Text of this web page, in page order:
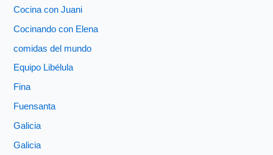
Cocina con Juani
Cocinando con Elena
comidas del mundo
Equipo Libélula
Fina
Fuensanta
Galicia
Galicia